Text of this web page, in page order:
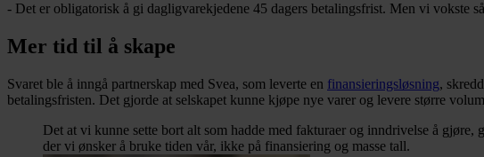
- Det er obligatorisk å gi dagligvarekjedene 45 dagers betalingsfrist. Men vi vokste
Mer tid til å skape
Svaret ble å inngå partnerskap med Svea, som leverte en finansieringsløsning,
betalingsfristen. Det gjorde at selskapet kunne kjøpe nye varer og levere større
Det at vi kunne sette bort alt som hadde med fakturaer og inndrivelse å
der vi ønsker å bruke tiden vår, ikke på finansiering og masse tall.